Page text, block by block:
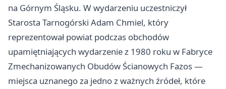
na Górnym Śląsku. W wydarzeniu uczestniczył
Starosta Tarnogórski Adam Chmiel, który
reprezentował powiat podczas obchodów
upamiętniających wydarzenie z 1980 roku w Fabryce
Zmechanizowanych Obudów Ścianowych Fazos —
miejsca uznanego za jedno z ważnych źródeł, które